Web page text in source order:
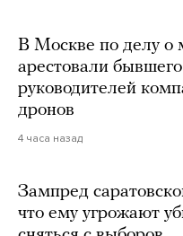
В Москве по делу о
арестовали
руководителей
дронов
4 часа назад
Зампред
что ему угрожают